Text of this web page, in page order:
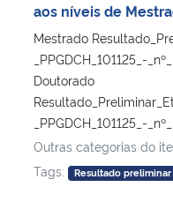
aos níveis de
Mestrado
_PPGDCH_101125_-
Doutorado
_PPGDCH_101125_-
Outras categorias do
Tags:
Resultado preliminar